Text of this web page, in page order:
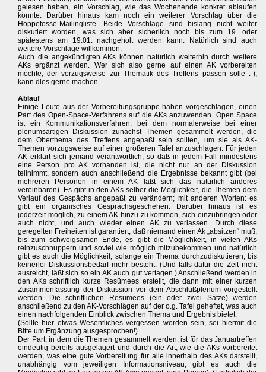
gelesen haben, ein Vorschlag, wie das Wochenende konkret ablaufen
könnte. Darüber hinaus kam noch ein weiterer Vorschlag über die
Hoppetosse-Mailingliste. Beide Vorschläge sind bislang nicht weiter
diskutiert worden, was sich aber sicherlich noch bis zum 19. oder
spätestens am 19.01. nachgeholt werden kann. Natürlich sind auch
weitere Vorschläge willkommen.
Auch die angekündigten AKs können natürlich weiterhin durch weitere
AKs ergänzt werden. Wer sich also gerne auf einen AK vorbereiten
möchte, der vorzugsweise zur Thematik des Treffens passen solle :-),
kann dies gerne machen.
Ablauf
Einige Leute aus der Vorbereitungsgruppe haben vorgeschlagen, einen
Part des Open-Space-Verfahrens auf die AKs anzuwenden. Open Space
ist ein Kommunikationsverfahren, bei dem normalerweise bei einer
plenumsartigen Diskussion zunächst Themen gesammelt werden, die
dem Oberthema des Treffens angepaßt sein sollten, um sie als AK-
Themen vorzugsweise auf einer größeren Tafel anzuschlagen. Für jeden
AK erklärt sich jemand verantwortlich, so daß in jedem Fall mindestens
eine Person pro AK vorhanden ist, die nicht nur an der Diskussion
teilnimmt, sondern auch anschließend die Ergebnisse bekannt gibt (bei
mehreren Personen in einem AK läßt sich das natürlich anderes
vereinbaren). Es gibt in den AKs selber die Möglichkeit, die Themen dem
Verlauf des Gespächs angepaßt zu verändern; mit anderen Worten: es
gibt ein organisches Gesprächsgeschehen. Darüber hinaus ist es
jederzeit möglich, zu einem AK hinzu zu kommen, sich einzubringen oder
auch nicht, und auch wieder einen AK zu verlassen. Durch diese
geregelten Freiheiten ist garantiert, daß niemand einen Ak „absitzen“ muß,
bis zum schweigsamen Ende, es gibt die Möglichkeit, in vielen AKs
reinzuschnuppern und soviel wie möglich mitzubekommen und natürlich
gibt es auch die Möglichkeit, solange ein Thema durchzudiskutieren, bis
keinerlei Diskussionsbedarf mehr besteht. (Und falls dafür die Zeit nicht
ausreicht, läßt sich so ein AK auch gut vertagen.) Anschließend werden in
den AKs schriftlich kurze Resümees erstellt, die dann mit einer kurzen
Zusammenfassung der Diskussion vor dem Abschlußplenum vorgestellt
werden. Die schriftlichen Resümees (ein oder zwei Sätze) werden
anschließend zu den AK-Vorschlägen auf der o.g. Tafel geheftet, was auch
einen nachfolgenden Einblick zwischen Thema und Ergebnis bietet.
(Sollte hier etwas Wesentliches vergessen worden sein, sei hiermit die
Bitte um Ergänzung ausgesprochen!)
Der Part, in dem die Themen gesammelt werden, ist für das Januartreffen
eindeutig bereits ausgelagert und durch die Art, wie die AKs vorbereitet
werden, was eine gute Vorbereitung für alle innerhalb des AKs darstellt,
unabhängig vom jeweiligen Informationsniveau, gibt es auch die